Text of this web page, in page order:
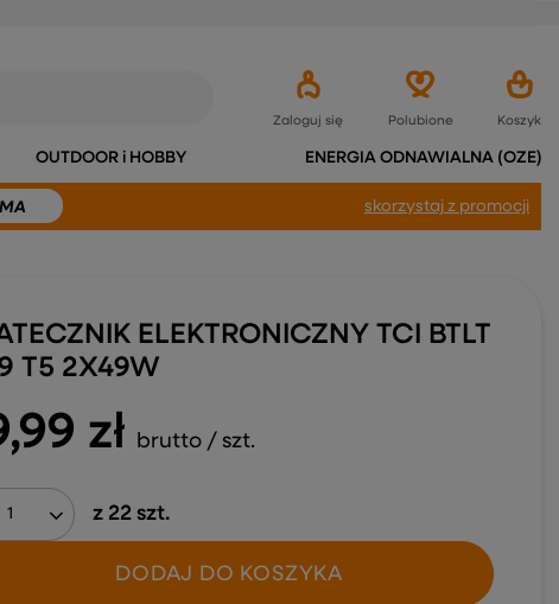
Zaloguj się Polubione Koszyk
OUTDOOR i HOBBY ENERGIA ODNAWIALNA (OZE)
skorzystaj z promocji
zł brutto / szt.
z 22szt.
DODAJ DO KOSZYKA
ELEKTRONICZNY TCI BTLT
T5 2X49W